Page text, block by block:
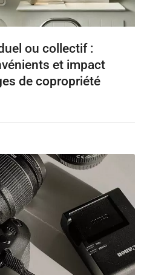
ou collectif :
et impact
de copropriété